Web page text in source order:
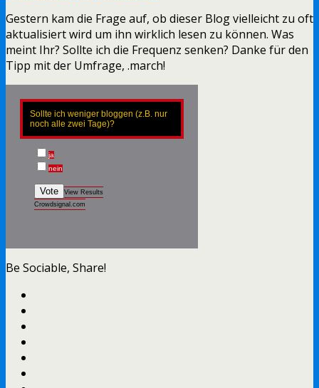
Gestern kam die Frage auf, ob dieser Blog vielleicht zu oft
aktualisiert wird um ihn wirklich lesen zu können. Was
meint Ihr? Sollte ich die Frequenz senken? Danke für den
Tipp mit der Umfrage, .march!
Sollte ich weniger bloggen (z.B. nur
noch alle zwei Tage)?
ja
nein
Vote
View Results
Crowdsignal.com
Be Sociable, Share!